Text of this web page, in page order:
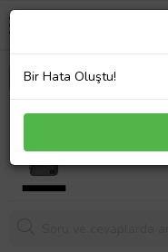
Spor Unisex
Bir Hata Oluştu!